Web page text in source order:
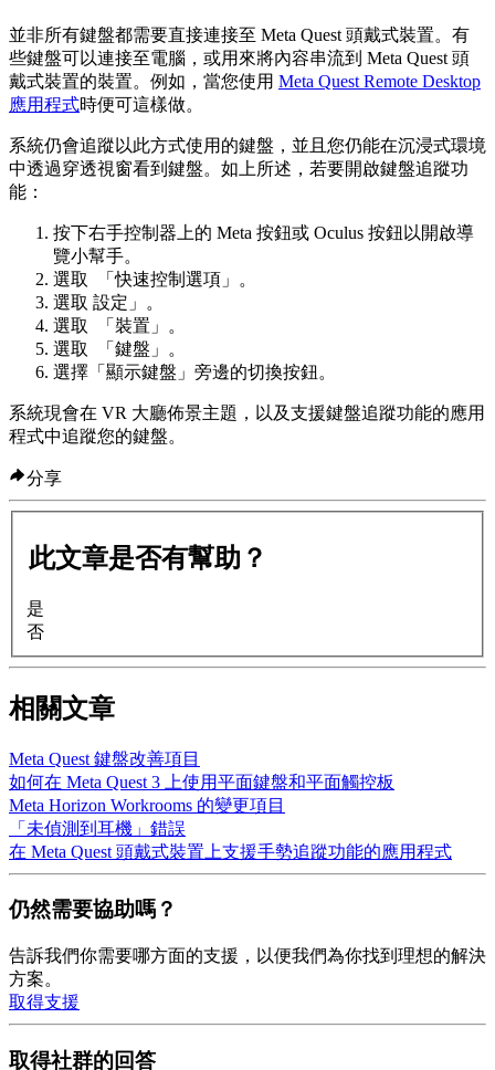
並非所有鍵盤都需要直接連接至 Meta Quest 頭戴式裝置。有
些鍵盤可以連接至電腦，或用來將內容串流到 Meta Quest 頭
戴式裝置的裝置。例如，當您使用 Meta Quest Remote Desktop
應用程式時便可這樣做。
系統仍會追蹤以此方式使用的鍵盤，並且您仍能在沉浸式環境
中透過穿透視窗看到鍵盤。如上所述，若要開啟鍵盤追蹤功
能：
按下右手控制器上的 Meta 按鈕或 Oculus 按鈕 以開啟導
覽小幫手。
選取
「快速控制選項 」。
選取 設定 」。
選取
「 裝置 」。
選取
「 鍵盤 」。
選擇「 顯示鍵盤 」旁邊的切換按鈕。
系統現會在 VR 大廳佈景主題，以及支援鍵盤追蹤功能的應用
程式中追蹤您的鍵盤。
分享
此文章是否有幫助？
是
否
相關文章
Meta Quest 鍵盤改善項目
如何在 Meta Quest 3 上使用平面鍵盤和平面觸控板
Meta Horizon Workrooms 的變更項目
「未偵測到耳機」錯誤
在 Meta Quest 頭戴式裝置上支援手勢追蹤功能的應用程式
仍然需要協助嗎？
告訴我們你需要哪方面的支援，以便我們為你找到理想的解決
方案。
取得支援
取得社群的回答